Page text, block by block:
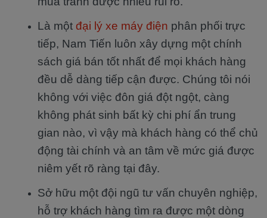
Là một đại lý xe máy điện phân phối trực
tiếp, Nam Tiến luôn xây dựng một chính
sách giá bán tốt nhất để mọi khách hàng
đều dễ dàng tiếp cận được. Chúng tôi nói
không với việc đôn giá đột ngột, càng
không phát sinh bất kỳ chi phí ẩn trung
gian nào, vì vậy mà khách hàng có thể chủ
động tài chính và an tâm về mức giá được
niêm yết rõ ràng tại đây.
Sở hữu một đội ngũ tư vấn chuyên nghiệp,
hỗ trợ khách hàng tìm ra được một dòng